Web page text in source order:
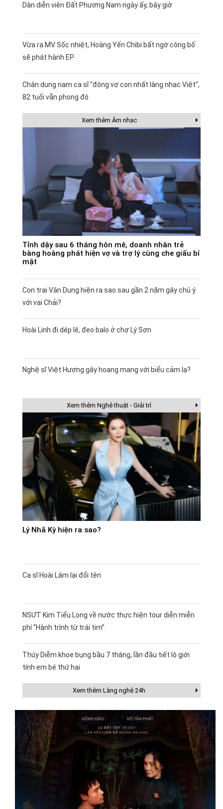
Dàn diễn viên Đất Phương Nam ngày ấy, bây giờ
Vừa ra MV Sốc nhiệt, Hoàng Yến Chibi bất ngờ công bố
sẽ phát hành EP
Chân dung nam ca sĩ "đông vợ con nhất làng nhạc Việt",
82 tuổi vẫn phong độ
Xem thêm Âm nhạc
Tỉnh dậy sau 6 tháng hôn mê, doanh nhân trẻ
bàng hoàng phát hiện vợ và trợ lý cùng che giấu bí
mật
Con trai Vân Dung hiện ra sao sau gần 2 năm gây chú ý
với vai Chải?
Hoài Linh đi dép lê, đeo balo ở chợ Lý Sơn
Nghệ sĩ Việt Hương gây hoang mang với biểu cảm lạ?
Xem thêm Nghệ thuật - Giải trí
Lý Nhã Kỳ hiện ra sao?
Ca sĩ Hoài Lâm lại đổi tên
NSƯT Kim Tiểu Long về nước thực hiện tour diễn miễn
phí “Hành trình từ trái tim”
Thúy Diễm khoe bụng bầu 7 tháng, lần đầu tiết lộ giới
tính em bé thứ hai
Xem thêm Làng nghệ 24h